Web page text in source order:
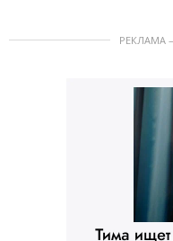
РЕКЛАМА